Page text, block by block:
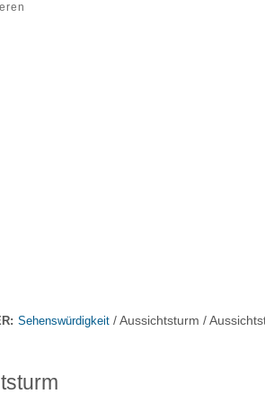
Sehenswürdigkeit / Aussichtsturm /